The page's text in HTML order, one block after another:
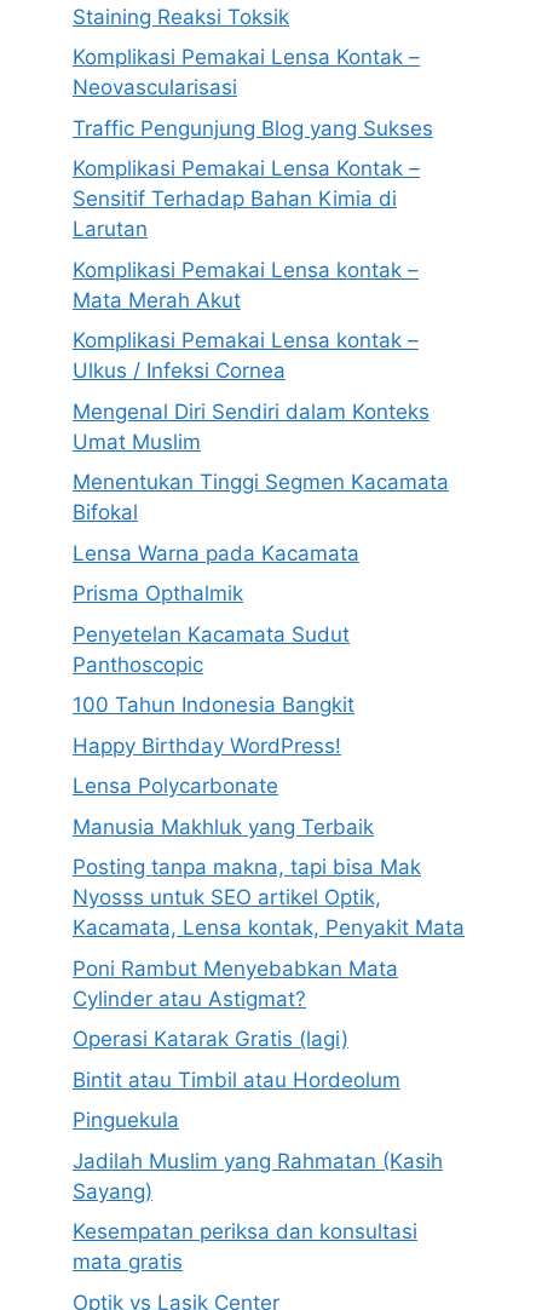
Staining Reaksi Toksik
Komplikasi Pemakai Lensa Kontak –
Neovascularisasi
Traffic Pengunjung Blog yang Sukses
Komplikasi Pemakai Lensa Kontak –
Sensitif Terhadap Bahan Kimia di
Larutan
Komplikasi Pemakai Lensa kontak –
Mata Merah Akut
Komplikasi Pemakai Lensa kontak –
Ulkus / Infeksi Cornea
Mengenal Diri Sendiri dalam Konteks
Umat Muslim
Menentukan Tinggi Segmen Kacamata
Bifokal
Lensa Warna pada Kacamata
Prisma Opthalmik
Penyetelan Kacamata Sudut
Panthoscopic
100 Tahun Indonesia Bangkit
Happy Birthday WordPress!
Lensa Polycarbonate
Manusia Makhluk yang Terbaik
Posting tanpa makna, tapi bisa Mak
Nyosss untuk SEO artikel Optik,
Kacamata, Lensa kontak, Penyakit Mata
Poni Rambut Menyebabkan Mata
Cylinder atau Astigmat?
Operasi Katarak Gratis (lagi)
Bintit atau Timbil atau Hordeolum
Pinguekula
Jadilah Muslim yang Rahmatan (Kasih
Sayang)
Kesempatan periksa dan konsultasi
mata gratis
Optik vs Lasik Center